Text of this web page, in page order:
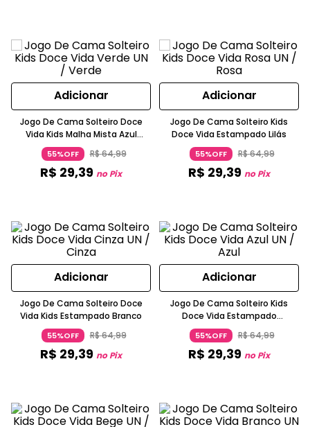
Adicionar
Jogo De Cama Solteiro Doce
Vida Kids Malha Mista Azul
Turquesa
55%OFF R$64,99
R$ 29,39 no Pix
Adicionar
Jogo De Cama Solteiro Kids
Doce Vida Estampado Lilás
55%OFF R$64,99
R$ 29,39 no Pix
Adicionar
Jogo De Cama Solteiro Doce
Vida Kids Estampado Branco
55%OFF R$64,99
R$ 29,39 no Pix
Adicionar
Jogo De Cama Solteiro Kids
Doce Vida Estampado
Personagens Azul Marinho
55%OFF R$64,99
R$ 29,39 no Pix